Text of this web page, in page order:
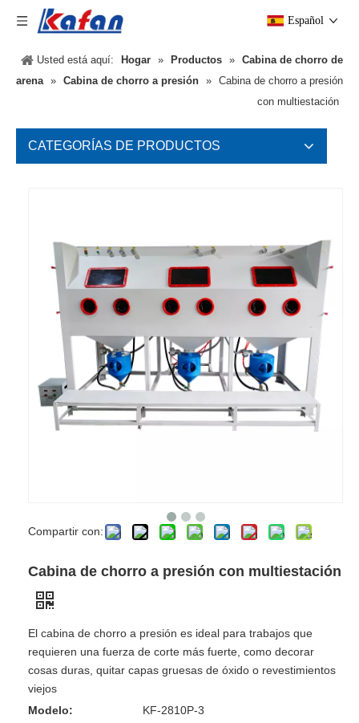
Español
Usted está aquí: Hogar » Productos » Cabina de chorro de
arena » Cabina de chorro a presión » Cabina de chorro a presión
con multiestación
CATEGORÍAS DE PRODUCTOS
Compartir con:
Cabina de chorro a presión con multiestación
El cabina de chorro a presión es ideal para trabajos que
requieren una fuerza de corte más fuerte, como decorar
cosas duras, quitar capas gruesas de óxido o revestimientos
viejos
Modelo:
KF-2810P-3